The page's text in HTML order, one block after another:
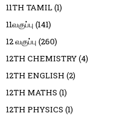
11TH TAMIL(1)
11வகுப்பு (141)
12 வகுப்பு (260)
12TH CHEMISTRY(4)
12TH ENGLISH (2)
12TH MATHS (1)
12TH PHYSICS (1)